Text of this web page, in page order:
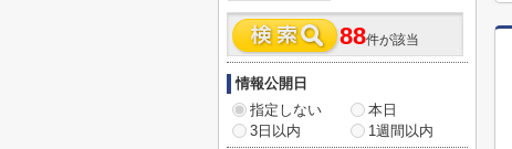
88件が該当
情報公開日
指定しない
本日
3日以内
1週間以内